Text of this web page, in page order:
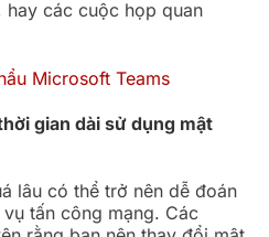
các cuộc họp quan
gian dài sử dụng mật
lâu có thể trở nên dễ đoán
tấn công mạng. Các